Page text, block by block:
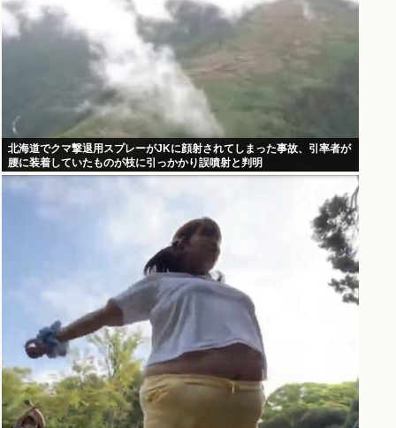
北海道でクマ撃退用スプレーがJKに顔射されてしまった事故、引率者が
腰に装着していたものが枝に引っかかり誤噴射と判明